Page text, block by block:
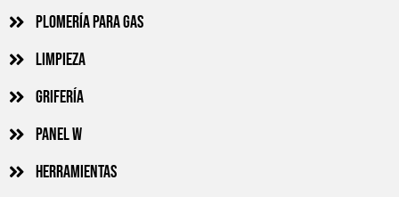
Plomería para gas
Limpieza
Grifería
Panel w
Herramientas